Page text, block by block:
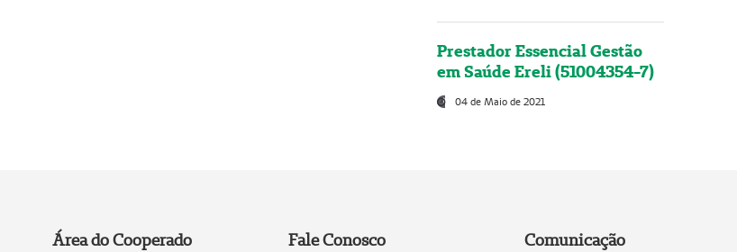
Prestador Essencial Gestão
em Saúde Ereli (51004354-7)
04 de Maio de 2021
Área do Cooperado Fale Conosco Comunicação